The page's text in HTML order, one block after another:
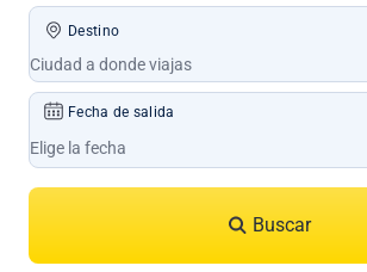
Destino
Fecha de salida
Buscar